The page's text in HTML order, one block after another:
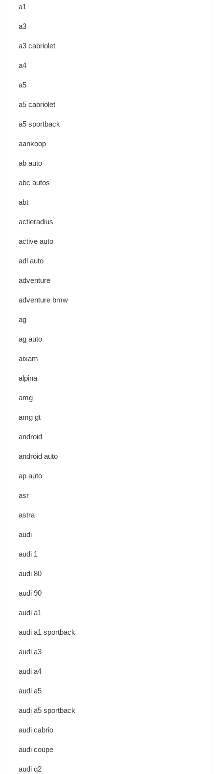
a1
a3
a3 cabriolet
a4
a5
a5 cabriolet
a5 sportback
aankoop
ab auto
abc autos
abt
actieradius
active auto
adl auto
adventure
adventure bmw
ag
ag auto
aixam
alpina
amg
amg gt
android
android auto
ap auto
asr
astra
audi
audi 1
audi 80
audi 90
audi a1
audi a1 sportback
audi a3
audi a4
audi a5
audi a5 sportback
audi cabrio
audi coupe
audi q2